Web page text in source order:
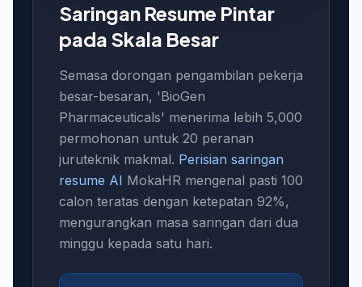
Saringan Resume Pintar
pada Skala Besar
Semasa dorongan pengambilan pekerja
besar-besaran, 'BioGen
Pharmaceuticals' menerima lebih 5,000
permohonan untuk 20 peranan
juruteknik makmal. Perisian saringan
resume AI MokaHR mengenal pasti 100
calon teratas dengan ketepatan 92%,
mengurangkan masa saringan dari dua
minggu kepada satu hari.